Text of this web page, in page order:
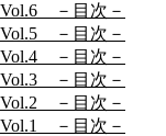
Vol.6 －目次－
Vol.5 －目次－
Vol.4 －目次－
Vol.3 －目次－
Vol.2 －目次－
Vol.1 －目次－